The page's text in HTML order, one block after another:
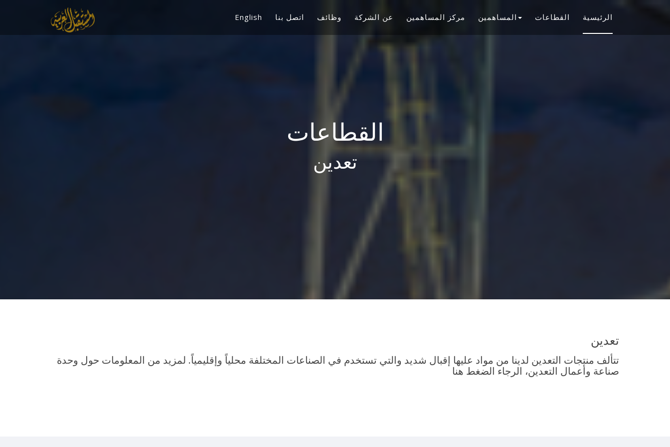
English اتصل بنا وظائف عن الشركة مركز المساهمين المساهمين القطاعات الرئيسية
القطاعات
تعدين
تعدين
تتألف منتجات التعدين لدينا من مواد عليها إقبال شديد والتي تستخدم في الصناعات المختلفة محلياً وإقليمياً. لمزيد من المعلومات حول وحدة
صناعة وأعمال التعدين، الرجاء الضغط هنا